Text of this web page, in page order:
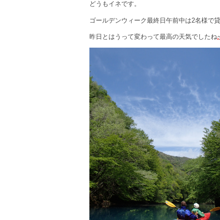
どうもイネです。
ゴールデンウィーク最終日午前中は2名様で
昨日とはうって変わって最高の天気でしたね